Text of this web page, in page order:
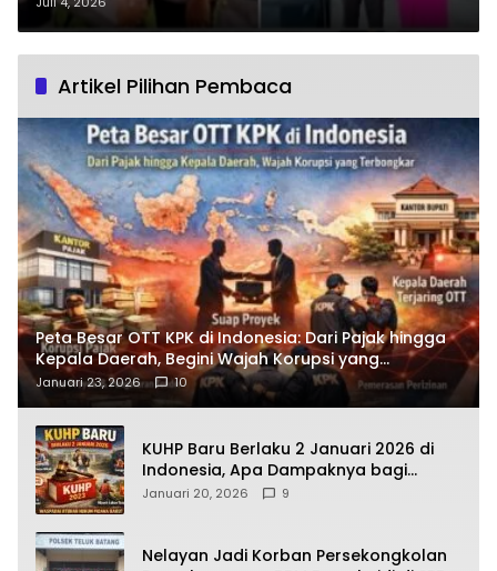
Tegas
Artikel Pilihan Pembaca
Peta Besar OTT KPK di Indonesia: Dari Pajak hingga
Kepala Daerah, Begini Wajah Korupsi yang
Terbongkar
Januari 23, 2026 10
KUHP Baru Berlaku 2 Januari 2026 di
Indonesia, Apa Dampaknya bagi
Kehidupan Warga? Ini Aturan Kunci
Januari 20, 2026 9
Nelayan Jadi Korban Persekongkolan